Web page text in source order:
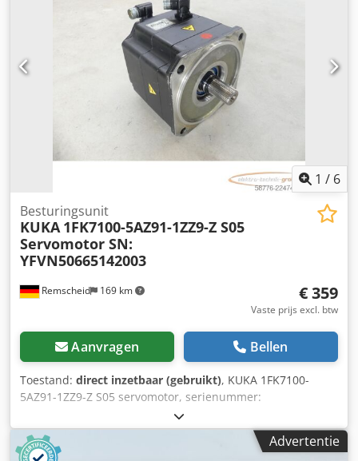
1 / 6
Remscheid 169 km
Besturingsunit
KUKA 1FK7100-5AZ91-1ZZ9-Z S05
Servomotor SN:
YFVN50665142003
€ 359
Vaste prijs excl. btw
Aanvragen Bellen
Toestand: direct inzetbaar (gebruikt), KUKA 1FK7100-
5AZ91-1ZZ9-Z S05 servomotor, serienummer:
YFVN50665142003, gebruikt, in goede staat, 100%
functioneel, leveringsomvang zoals op de foto's. Cjdpozq N
Rdjfx Ak Teha
Advertentie